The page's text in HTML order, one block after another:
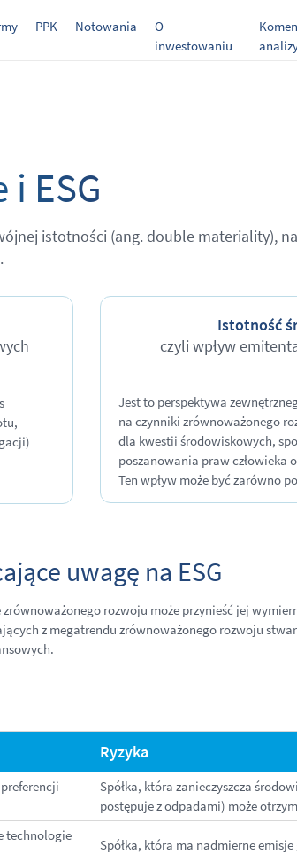
PPK Notowania
O
inwestowaniu
ESG
istotności (ang. double materiality),
Istotność
czyli wpływ
Jest to perspektywa
na czynniki zrównoważonego
dla kwestii środowiskowych,
poszanowania praw człowieka
Ten wpływ może być zarówno
uwagę na ESG
rozwoju może przynieść jej
z megatrendu zrównoważonego rozwoju
Ryzyka
Spółka, która zanieczyszcza
postępuje z odpadami) może
technologie
Spółka, która ma nadmierne